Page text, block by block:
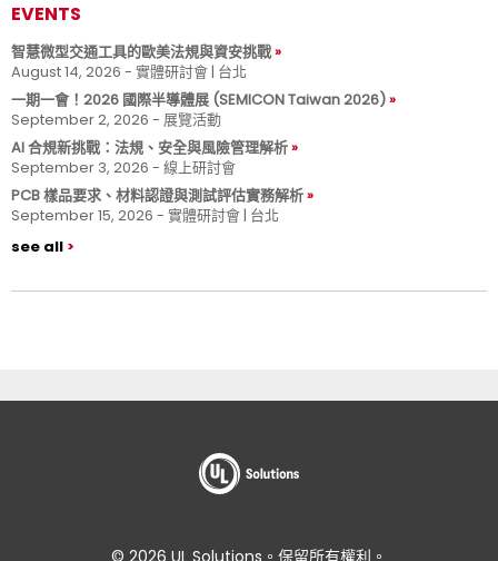
EVENTS
智慧微型交通工具的歐美法規與資安挑戰
August 14, 2026 - 實體研討會 | 台北
一期一會！2026 國際半導體展 (SEMICON Taiwan 2026)
September 2, 2026 - 展覽活動
AI 合規新挑戰：法規、安全與風險管理解析
September 3, 2026 - 線上研討會
PCB 樣品要求、材料認證與測試評估實務解析
September 15, 2026 - 實體研討會 | 台北
see all